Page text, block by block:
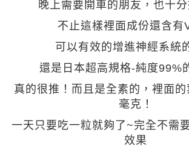
晚上需要開車的朋友，也十分
不止這樣裡面成份還含有
可以有效的增進神經系統
還是日本超高規格-純度99%
真的很推！而且是全素的，裡面
毫克！
一天只要吃一粒就夠了~完全不需
效果